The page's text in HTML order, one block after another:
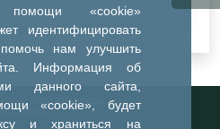
«cookie»
идентифицировать
нам улучшить
Информация об
данного сайта,
«cookie», будет
и храниться на
портал города